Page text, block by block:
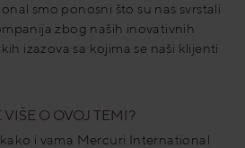
smo ponosni što su nas svrstali
zbog naših inovativnih
izazova sa kojima se naši klijenti
O OVOJ TEMI?
i vama Mercuri International